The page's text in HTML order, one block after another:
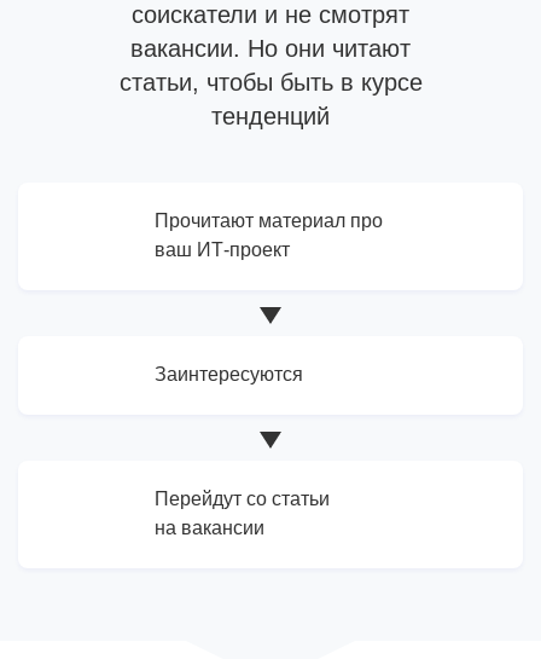
соискатели и не смотрят
вакансии. Но они читают
статьи, чтобы быть в курсе
тенденций
Прочитают материал про
ваш ИТ-проект
Заинтересуются
Перейдут со статьи
на вакансии